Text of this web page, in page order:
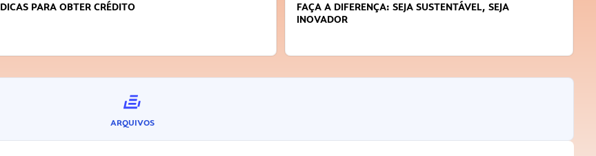
DICAS PARA OBTER CRÉDITO
FAÇA A DIFERENÇA: SEJA SUSTENTÁVEL, SEJA
INOVADOR
ARQUIVOS